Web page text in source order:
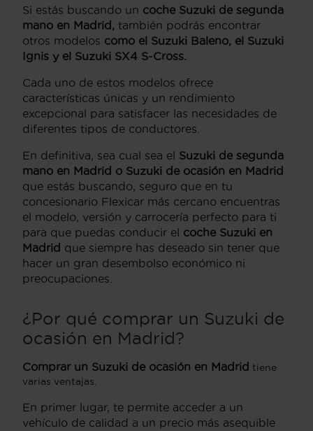
Si estás buscando un coche Suzuki de segunda
mano en Madrid, también podrás encontrar
otros modelos como el Suzuki Baleno, el Suzuki
Ignis y el Suzuki SX4 S-Cross.
Cada uno de estos modelos ofrece
características únicas y un rendimiento
excepcional para satisfacer las necesidades de
diferentes tipos de conductores.
En definitiva, sea cual sea el Suzuki de segunda
mano en Madrid o Suzuki de ocasión en Madrid
que estás buscando, seguro que en tu
concesionario Flexicar más cercano encuentras
el modelo, versión y carrocería perfecto para ti
para que puedas conducir el coche Suzuki en
Madrid que siempre has deseado sin tener que
hacer un gran desembolso económico ni
preocupaciones.
¿Por qué comprar un Suzuki de
ocasión en Madrid?
Comprar un Suzuki de ocasión en Madrid tiene
varias ventajas.
En primer lugar, te permite acceder a un
vehículo de calidad a un precio más asequible